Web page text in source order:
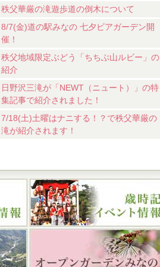
秩父華厳の滝遊歩道の倒木について
8/7(金)道の駅みなの 七夕ビアガーデン開
催！
秩父地域限定ぶどう「ちちぶ山ルビー」の
紹介
日野沢三滝が「NEWT（ニュート）」の特
集記事で紹介されました！
7/18(土)土曜はナニする！？で秩父華厳の
滝が紹介されます！